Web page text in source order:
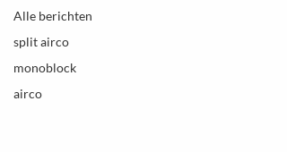
Alle berichten
split airco
monoblock
airco